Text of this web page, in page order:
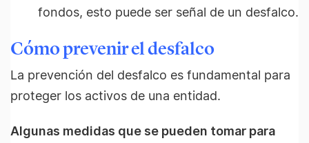
fondos, esto puede ser señal de un desfalco.
Cómo prevenir el desfalco
La prevención del desfalco es fundamental para
proteger los activos de una entidad.
Algunas medidas que se pueden tomar para